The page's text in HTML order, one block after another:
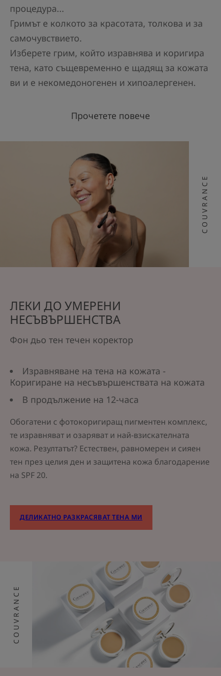
процедура...
Гримът е колкото за красотата, толкова и за
самочувствието.
Изберете грим, който изравнява и коригира
тена, като същевременно е щадящ за кожата
ви и е некомедоногенен и хипоалергенен.
Прочетете повече
ЛЕКИ ДО УМЕРЕНИ
НЕСЪВЪРШЕНСТВА
Фон дьо тен течен коректор
Изравняване на тена на кожата -
Коригиране на несъвършенствата на кожата
В продължение на 12-часа
Обогатени с фотокоригиращ пигментен комплекс,
те изравняват и озаряват и най-взискателната
кожа. Резултатът? Естествен, равномерен и сияен
тен през целия ден и защитена кожа благодарение
на SPF 20.
ДЕЛИКАТНО РАЗКРАСЯВАТ ТЕНА МИ
COUVRANCE
COUVRANCE